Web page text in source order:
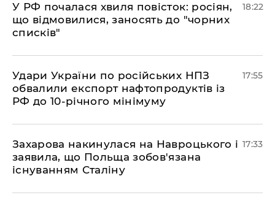
​У РФ почалася хвиля повісток: росіян,
що відмовилися, заносять до "чорних
списків"
18:22
​Удари України по російських НПЗ
обвалили експорт нафтопродуктів із
РФ до 10-річного мінімуму
17:55
​Захарова накинулася на Навроцького і
заявила, що Польща зобов'язана
існуванням Сталіну
17:33